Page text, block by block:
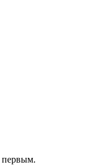
первым.